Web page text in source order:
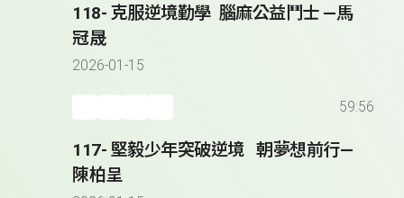
118- 克服逆境勤學 腦麻公益鬥士 —馬
冠晟
2026-01-15
59:56
117- 堅毅少年突破逆境 朝夢想前行—
陳柏呈